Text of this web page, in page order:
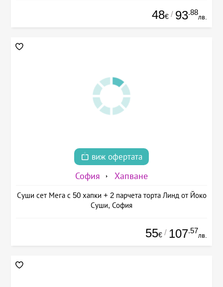
48€ / 93.88
лв.
виж офертата
София Хапване
Суши сет Мега с 50 хапки + 2 парчета торта Линд от Йоко
Суши, София
55€ / 107.57
лв.